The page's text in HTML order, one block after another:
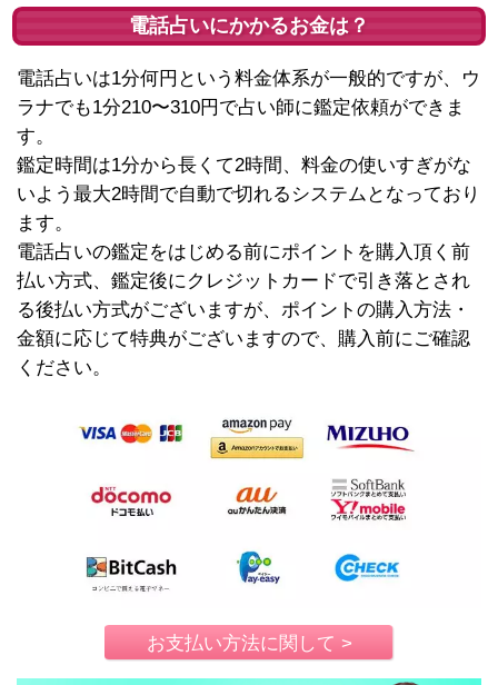
電話占いにかかるお金は？
電話占いは1分何円という料金体系が一般的ですが、ウ
ラナでも1分210〜310円で占い師に鑑定依頼ができま
す。
鑑定時間は1分から長くて2時間、料金の使いすぎがな
いよう最大2時間で自動で切れるシステムとなっており
ます。
電話占いの鑑定をはじめる前にポイントを購入頂く前
払い方式、鑑定後にクレジットカードで引き落とされ
る後払い方式がございますが、ポイントの購入方法・
金額に応じて特典がございますので、購入前にご確認
ください。
お支払い方法に関して >